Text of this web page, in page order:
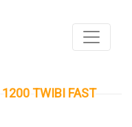
1200 TWIBI FAST